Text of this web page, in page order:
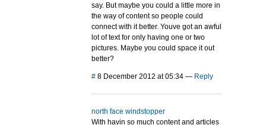
say. But maybe you could a little more in
the way of content so people could
connect with it better. Youve got an awful
lot of text for only having one or two
pictures. Maybe you could space it out
better?
# 8 December 2012 at 05:34 — Reply
north face windstopper
With havin so much content and articles